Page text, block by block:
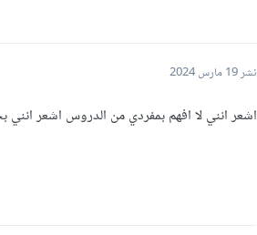
نشر19 مارس 2024
اشعر انني لا افهم بمفردي من الدروس اشعر